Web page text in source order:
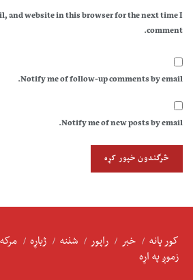
and website in this browser for the next time I
comment.
Notify me of follow-up comments by email.
Notify me of new posts by email.
کور پانه خبر راپور شننه ژباړه مرکه
زموږ په اړه